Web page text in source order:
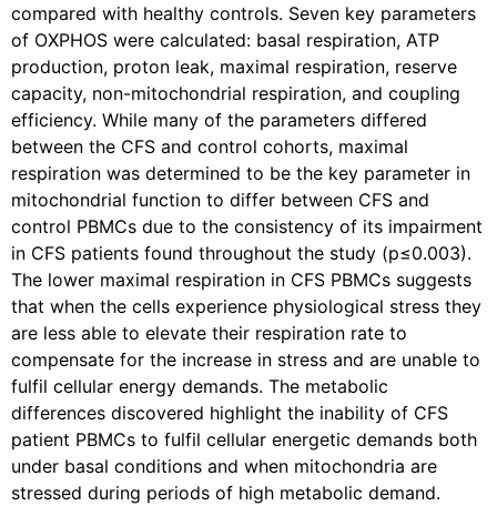
compared with healthy controls. Seven key parameters
of OXPHOS were calculated: basal respiration, ATP
production, proton leak, maximal respiration, reserve
capacity, non-mitochondrial respiration, and coupling
efficiency. While many of the parameters differed
between the CFS and control cohorts, maximal
respiration was determined to be the key parameter in
mitochondrial function to differ between CFS and
control PBMCs due to the consistency of its impairment
in CFS patients found throughout the study (p≤0.003).
The lower maximal respiration in CFS PBMCs suggests
that when the cells experience physiological stress they
are less able to elevate their respiration rate to
compensate for the increase in stress and are unable to
fulfil cellular energy demands. The metabolic
differences discovered highlight the inability of CFS
patient PBMCs to fulfil cellular energetic demands both
under basal conditions and when mitochondria are
stressed during periods of high metabolic demand.